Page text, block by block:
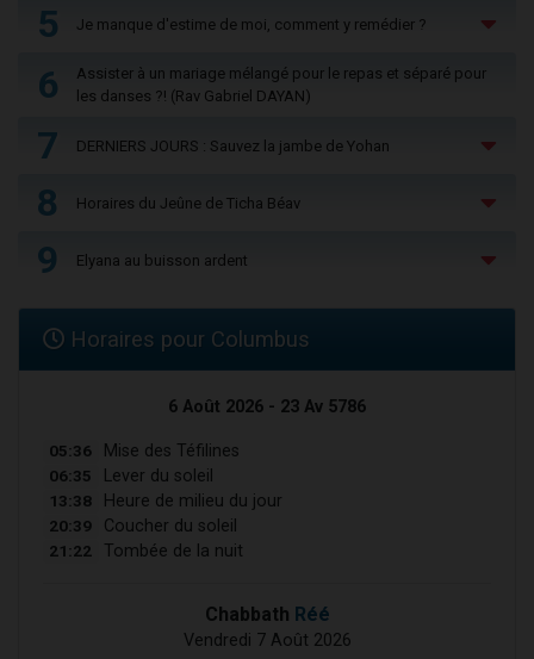
5 Je manque d'estime de moi, comment y remédier ?
6
Assister à un mariage mélangé pour le repas et séparé pour
les danses ?! (Rav Gabriel DAYAN)
7 DERNIERS JOURS : Sauvez la jambe de Yohan
8 Horaires du Jeûne de Ticha Béav
9 Elyana au buisson ardent
Horaires pour Columbus
6 Août 2026 - 23 Av 5786
05:36 Mise des Téfilines
06:35 Lever du soleil
13:38 Heure de milieu du jour
20:39 Coucher du soleil
21:22 Tombée de la nuit
Chabbath Réé
Vendredi 7 Août 2026